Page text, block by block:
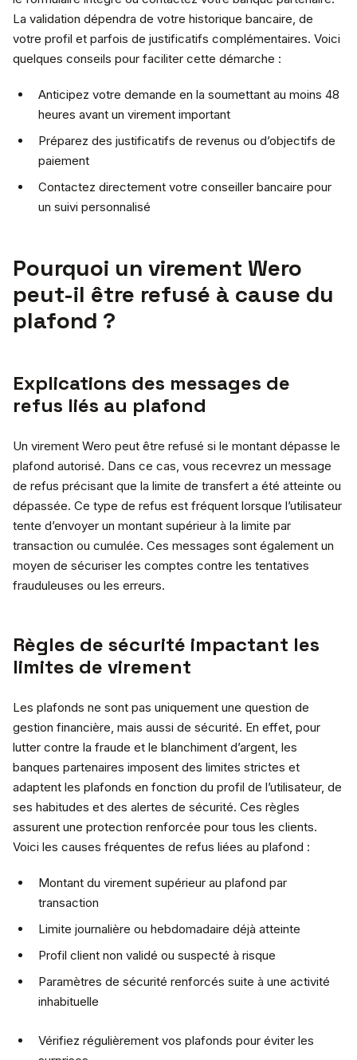
La validation dépendra de votre historique bancaire, de
votre profil et parfois de justificatifs complémentaires. Voici
quelques conseils pour faciliter cette démarche :
Anticipez votre demande en la soumettant au moins 48
heures avant un virement important
Préparez des justificatifs de revenus ou d’objectifs de
paiement
Contactez directement votre conseiller bancaire pour
un suivi personnalisé
Pourquoi un virement Wero
peut-il être refusé à cause du
plafond ?
Explications des messages de
refus liés au plafond
Un virement Wero peut être refusé si le montant dépasse le
plafond autorisé. Dans ce cas, vous recevrez un message
de refus précisant que la limite de transfert a été atteinte ou
dépassée. Ce type de refus est fréquent lorsque l’utilisateur
tente d’envoyer un montant supérieur à la limite par
transaction ou cumulée. Ces messages sont également un
moyen de sécuriser les comptes contre les tentatives
frauduleuses ou les erreurs.
Règles de sécurité impactant les
limites de virement
Les plafonds ne sont pas uniquement une question de
gestion financière, mais aussi de sécurité. En effet, pour
lutter contre la fraude et le blanchiment d’argent, les
banques partenaires imposent des limites strictes et
adaptent les plafonds en fonction du profil de l’utilisateur, de
ses habitudes et des alertes de sécurité. Ces règles
assurent une protection renforcée pour tous les clients.
Voici les causes fréquentes de refus liées au plafond :
Montant du virement supérieur au plafond par
transaction
Limite journalière ou hebdomadaire déjà atteinte
Profil client non validé ou suspecté à risque
Paramètres de sécurité renforcés suite à une activité
inhabituelle
Vérifiez régulièrement vos plafonds pour éviter les